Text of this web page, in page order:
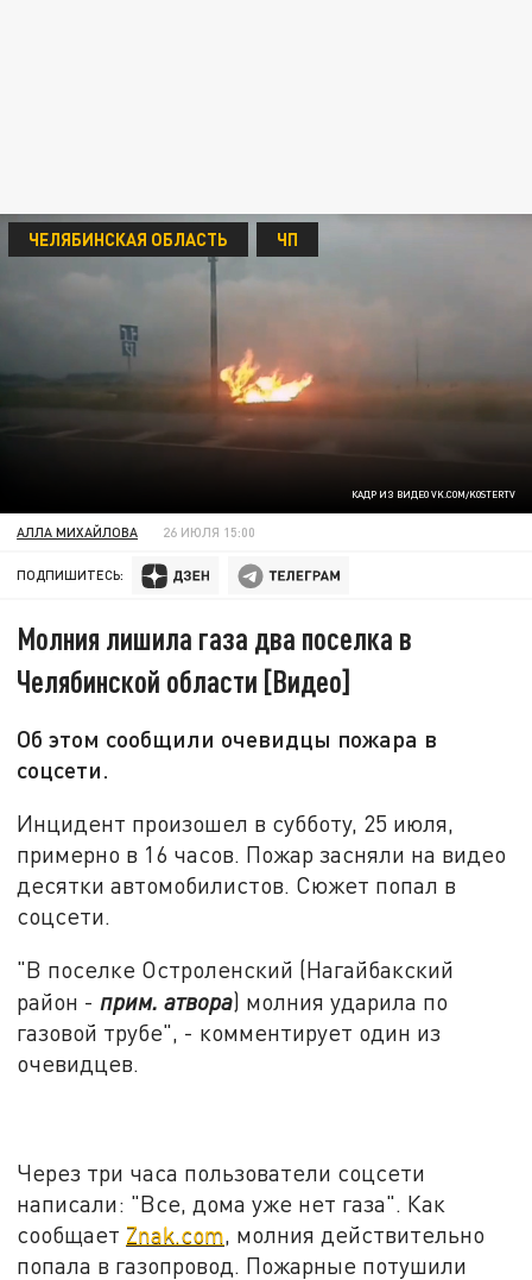
КАДР ИЗ ВИДЕО VK.COM/KOSTERTV
ЧЕЛЯБИНСКАЯ ОБЛАСТЬ ЧП
АЛЛА МИХАЙЛОВА 26 ИЮЛЯ 15:00
ПОДПИШИТЕСЬ:
Молния лишила газа два поселка в
Челябинской области [Видео]
Об этом сообщили очевидцы пожара в
соцсети.
Инцидент произошел в субботу, 25 июля,
примерно в 16 часов. Пожар засняли на видео
десятки автомобилистов. Сюжет попал в
соцсети.
"В поселке Остроленский (Нагайбакский
район - прим. атвора) молния ударила по
газовой трубе", - комментирует один из
очевидцев.
Через три часа пользователи соцсети
написали: "Все, дома уже нет газа". Как
сообщает Znak.com, молния действительно
попала в газопровод. Пожарные потушили